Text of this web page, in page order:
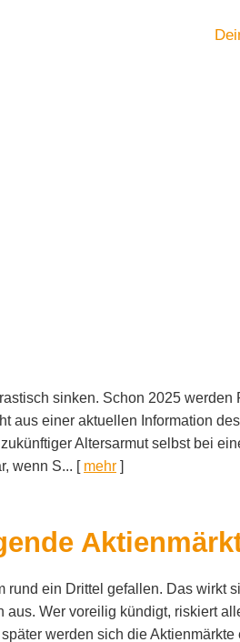
sinken. Schon 2025 werden
aus einer aktuellen Information
Altersarmut selbst bei
wenn S... [ mehr ]
ein Drittel gefallen. Das wirkt
Wer voreilig kündigt, riskiert
werden sich die